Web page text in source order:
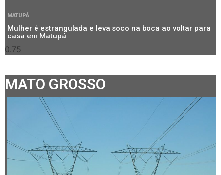
MATUPÁ
Mulher é estrangulada e leva soco na boca ao voltar para
casa em Matupá
MATO GROSSO